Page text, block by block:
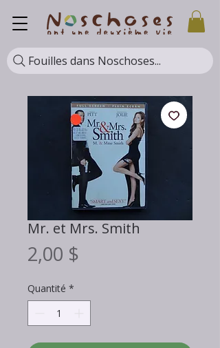
Fouilles dans Noschoses...
Mr. et Mrs. Smith
2,00 $
Quantité *